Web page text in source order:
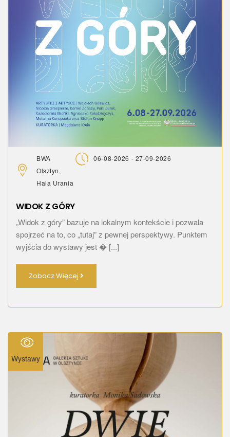
BWA
Olsztyn,
Hala Urania
06-08-2026 - 27-09-2026
WIDOK Z GÓRY
„Widok z góry” bazuje na lokalnym kontekście i pozwala
spojrzeć na to, co „tutaj” z pewnej perspektywy. Punktem
wyjścia do wystawy jest � [...]
Zobacz Więcej
Wystawy